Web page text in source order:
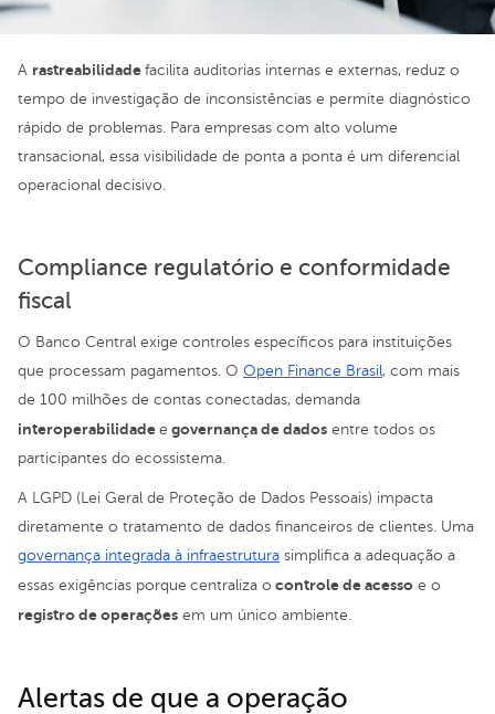
A rastreabilidade facilita auditorias internas e externas, reduz o
tempo de investigação de inconsistências e permite diagnóstico
rápido de problemas. Para empresas com alto volume
transacional, essa visibilidade de ponta a ponta é um diferencial
operacional decisivo.
Compliance regulatório e conformidade
fiscal
O Banco Central exige controles específicos para instituições
que processam pagamentos. O Open Finance Brasil, com mais
de 100 milhões de contas conectadas, demanda
interoperabilidade e governança de dados entre todos os
participantes do ecossistema.
A LGPD (Lei Geral de Proteção de Dados Pessoais) impacta
diretamente o tratamento de dados financeiros de clientes. Uma
governança integrada à infraestrutura simplifica a adequação a
essas exigências porque centraliza o controle de acesso e o
registro de operações em um único ambiente.
Alertas de que a operação